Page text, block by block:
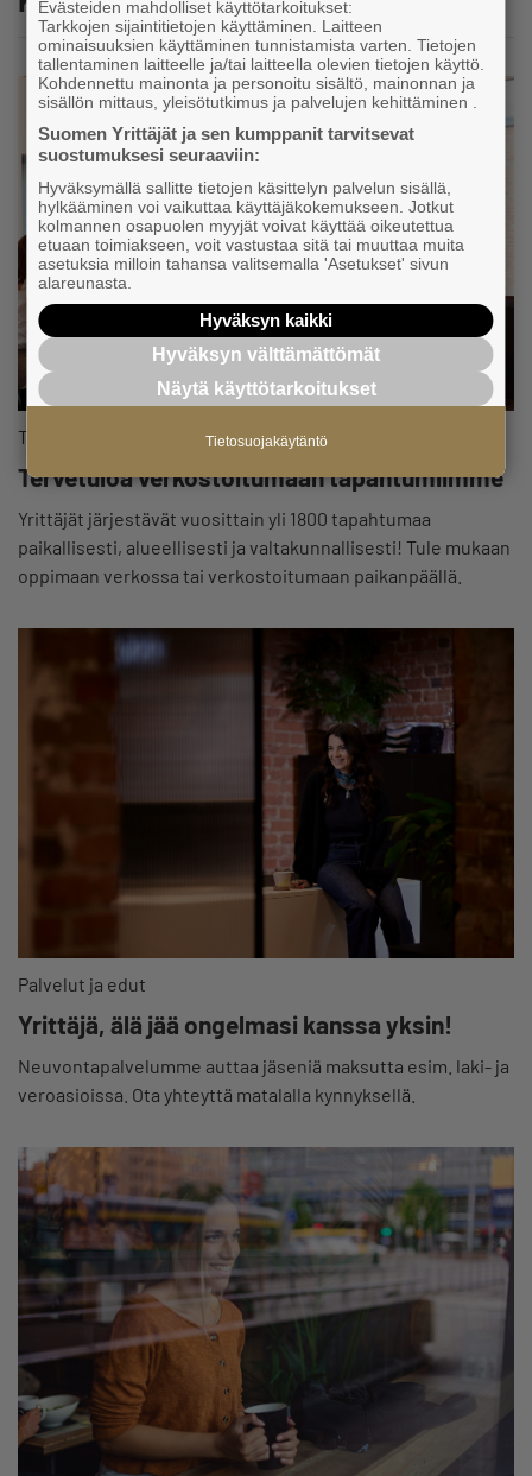
Tapahtuma
Tervetuloa verkostoitumaan tapahtumiimme
Yrittäjät järjestävät vuosittain yli 1800 tapahtumaa
paikallisesti, alueellisesti ja valtakunnallisesti! Tule mukaan
oppimaan verkossa tai verkostoitumaan paikanpäällä.
Palvelut ja edut
Yrittäjä, älä jää ongelmasi kanssa yksin!
Neuvontapalvelumme auttaa jäseniä maksutta esim. laki- ja
veroasioissa. Ota yhteyttä matalalla kynnyksellä.
Evästeiden mahdolliset käyttötarkoitukset:
Tarkkojen sijaintitietojen käyttäminen. Laitteen
ominaisuuksien käyttäminen tunnistamista varten. Tietojen
tallentaminen laitteelle ja/tai laitteella olevien tietojen käyttö.
Kohdennettu mainonta ja personoitu sisältö, mainonnan ja
sisällön mittaus, yleisötutkimus ja palvelujen kehittäminen .
Suomen Yrittäjät ja sen kumppanit tarvitsevat
suostumuksesi seuraaviin:
Hyväksymällä sallitte tietojen käsittelyn palvelun sisällä,
hylkääminen voi vaikuttaa käyttäjäkokemukseen. Jotkut
kolmannen osapuolen myyjät voivat käyttää oikeutettua
etuaan toimiakseen, voit vastustaa sitä tai muuttaa muita
asetuksia milloin tahansa valitsemalla 'Asetukset' sivun
alareunasta.
Hyväksyn kaikki
Hyväksyn välttämättömät
Näytä käyttötarkoitukset
Tietosuojakäytäntö